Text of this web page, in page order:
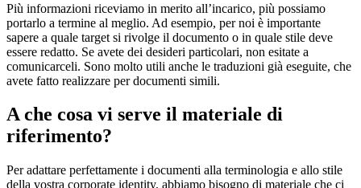
Più informazioni riceviamo in merito all’incarico, più possiamo
portarlo a termine al meglio. Ad esempio, per noi è importante
sapere a quale target si rivolge il documento o in quale stile deve
essere redatto. Se avete dei desideri particolari, non esitate a
comunicarceli. Sono molto utili anche le traduzioni già eseguite, che
avete fatto realizzare per documenti simili.
A che cosa vi serve il materiale di
riferimento?
Per adattare perfettamente i documenti alla terminologia e allo stile
della vostra corporate identity, abbiamo bisogno di materiale che ci